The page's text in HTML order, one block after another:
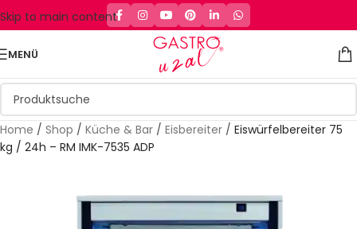
Skip to main content
MENÜ
Home / Shop / Küche & Bar / Eisbereiter / Eiswürfelbereiter 75
kg / 24h – RM IMK-7535 ADP